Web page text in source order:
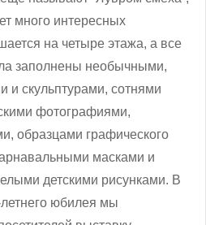
много интересных
на четыре этажа, а все
заполнены необычными,
и скульптурами, сотнями
фотографиями,
образцами графического
масками и
детскими рисунками. В
юбилея мы